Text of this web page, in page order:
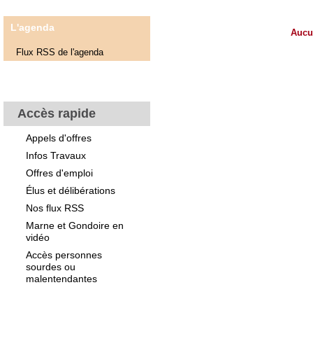
L'agenda
Flux RSS de l'agenda
Accès rapide
Appels d'offres
Infos Travaux
Offres d'emploi
Élus et délibérations
Nos flux RSS
Marne et Gondoire en
vidéo
Accès personnes
sourdes ou
malentendantes